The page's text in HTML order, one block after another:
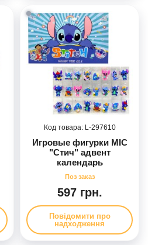
297610
Игровые фигурки MIC
"Стич" адвент
календарь
597 грн.
Повідомити про
надходження